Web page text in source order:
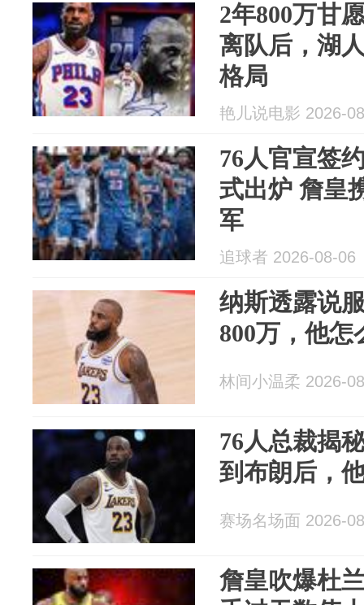
2年800万甘
离队后，湖
格局
艳儿说电影 2026-
76人官宣签
式出炉 詹皇
军
追球者 2026-08-06
纳斯透露说
800万，他
林间小温柔 2026-
76人总裁揭
到布朗后，
赛场名场面 2026-
詹皇吹爆杜